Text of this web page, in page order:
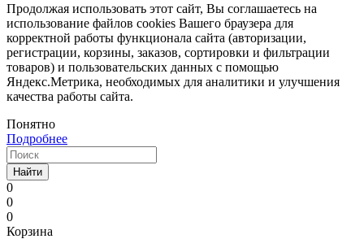
Продолжая использовать этот сайт, Вы соглашаетесь на
использование файлов cookies Вашего браузера для
корректной работы функционала сайта (авторизации,
регистрации, корзины, заказов, сортировки и фильтрации
товаров) и пользовательских данных с помощью
Яндекс.Метрика, необходимых для аналитики и улучшения
качества работы сайта.
Понятно
Подробнее
Найти
0
0
0
Корзина